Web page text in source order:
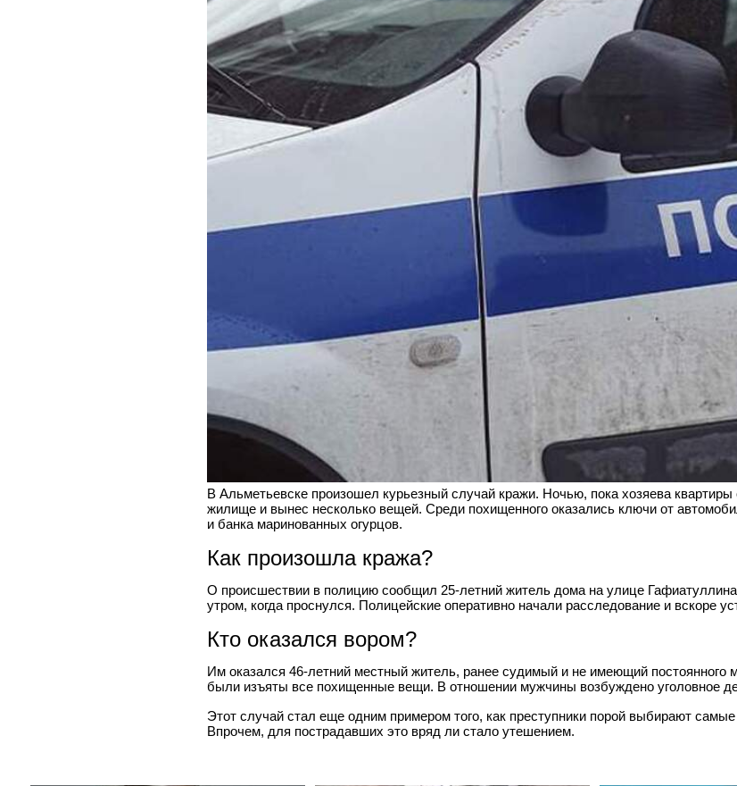
В Альметьевске произошел курьезный случай кражи. Ночью, пока хозяева
жилище и вынес несколько вещей. Среди похищенного оказались ключи от
и банка маринованных огурцов.
Как произошла кража?
О происшествии в полицию сообщил 25-летний житель дома на улице
утром, когда проснулся. Полицейские оперативно начали расследование и вскоре
Кто оказался вором?
Им оказался 46-летний местный житель, ранее судимый и не имеющий постоянного
были изъяты все похищенные вещи. В отношении мужчины возбуждено уголовное
Этот случай стал еще одним примером того, как преступники порой выбирают
Впрочем, для пострадавших это вряд ли стало утешением.